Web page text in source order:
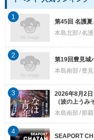
第45回 名護夏
本島北部 名
1
第19回豊見城
本島南部
豊
2
2026年8月2
（波の上うみ
本島南部
那
3
SEAPORT
4